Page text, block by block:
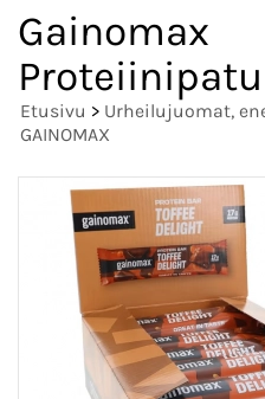
Gainomax
Etusivu > Urheilujuomat,
GAINOMAX